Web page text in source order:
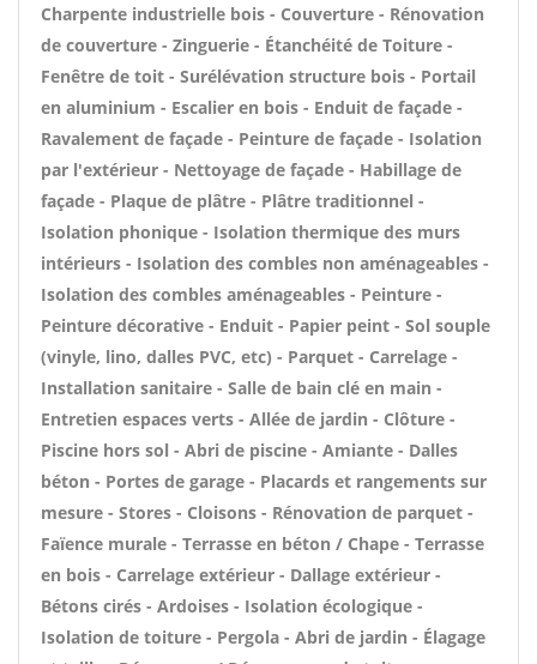
Charpente industrielle bois - Couverture - Rénovation
de couverture - Zinguerie - Étanchéité de Toiture -
Fenêtre de toit - Surélévation structure bois - Portail
en aluminium - Escalier en bois - Enduit de façade -
Ravalement de façade - Peinture de façade - Isolation
par l'extérieur - Nettoyage de façade - Habillage de
façade - Plaque de plâtre - Plâtre traditionnel -
Isolation phonique - Isolation thermique des murs
intérieurs - Isolation des combles non aménageables -
Isolation des combles aménageables - Peinture -
Peinture décorative - Enduit - Papier peint - Sol souple
(vinyle, lino, dalles PVC, etc) - Parquet - Carrelage -
Installation sanitaire - Salle de bain clé en main -
Entretien espaces verts - Allée de jardin - Clôture -
Piscine hors sol - Abri de piscine - Amiante - Dalles
béton - Portes de garage - Placards et rangements sur
mesure - Stores - Cloisons - Rénovation de parquet -
Faïence murale - Terrasse en béton / Chape - Terrasse
en bois - Carrelage extérieur - Dallage extérieur -
Bétons cirés - Ardoises - Isolation écologique -
Isolation de toiture - Pergola - Abri de jardin - Élagage